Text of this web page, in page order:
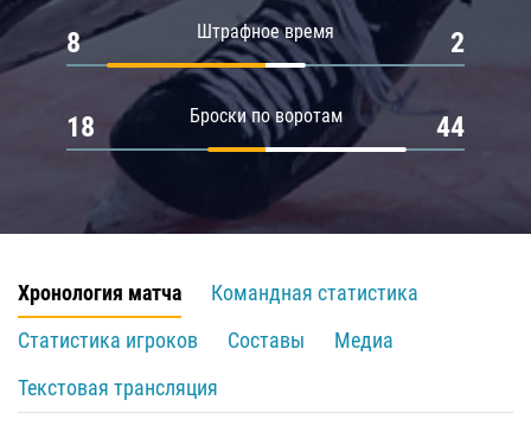
Штрафное время
8 2
Броски по воротам
18 44
Хронология матча
Командная статистика
Статистика игроков
Составы
Медиа
Текстовая трансляция